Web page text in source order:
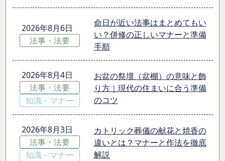
2026年8月6日
法事・法要
命日が近い法事はまとめてもい
い？併修の正しいマナーと準備
手順
2026年8月4日
法事・法要
知識・マナー
お盆の祭壇（盆棚）の意味と飾
り方｜現代の住まいに合う準備
のコツ
2026年8月3日
法事・法要
知識・マナー
カトリック葬儀の献花と焼香の
違いとは？マナーと作法を徹底
解説